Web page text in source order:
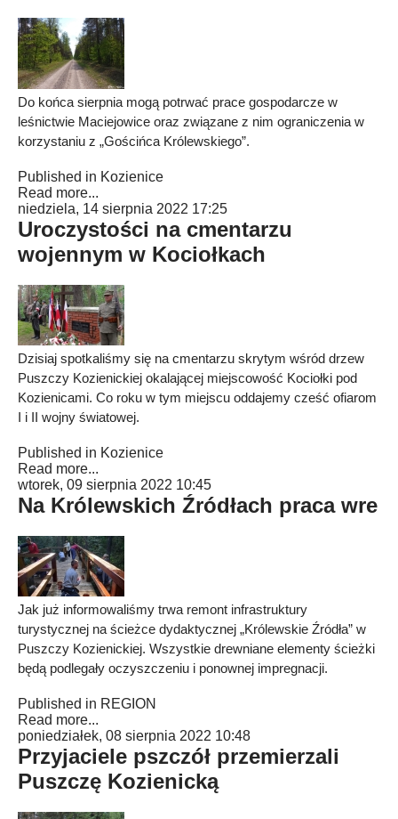
Do końca sierpnia mogą potrwać prace gospodarcze w
leśnictwie Maciejowice oraz związane z nim ograniczenia w
korzystaniu z „Gościńca Królewskiego”.
Published in Kozienice
Read more...
niedziela, 14 sierpnia 2022 17:25
Uroczystości na cmentarzu
wojennym w Kociołkach
Dzisiaj spotkaliśmy się na cmentarzu skrytym wśród drzew
Puszczy Kozienickiej okalającej miejscowość Kociołki pod
Kozienicami. Co roku w tym miejscu oddajemy cześć ofiarom
I i II wojny światowej.
Published in Kozienice
Read more...
wtorek, 09 sierpnia 2022 10:45
Na Królewskich Źródłach praca wre
Jak już informowaliśmy trwa remont infrastruktury
turystycznej na ścieżce dydaktycznej „Królewskie Źródła” w
Puszczy Kozienickiej. Wszystkie drewniane elementy ścieżki
będą podlegały oczyszczeniu i ponownej impregnacji.
Published in REGION
Read more...
poniedziałek, 08 sierpnia 2022 10:48
Przyjaciele pszczół przemierzali
Puszczę Kozienicką